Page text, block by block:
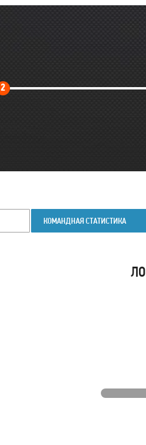
2Второй
КОМАНДНАЯ СТАТИСТИКА